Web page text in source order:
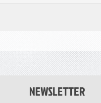
NEWSLETTER